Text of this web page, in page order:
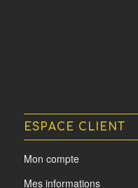
ESPACE CLIENT
Mon compte
Mes informations